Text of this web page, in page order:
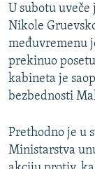
U subotu
Nikole
međuvremenu
prekinuo
kabineta je
bezbednosti
Prethodno je u
Ministarstva